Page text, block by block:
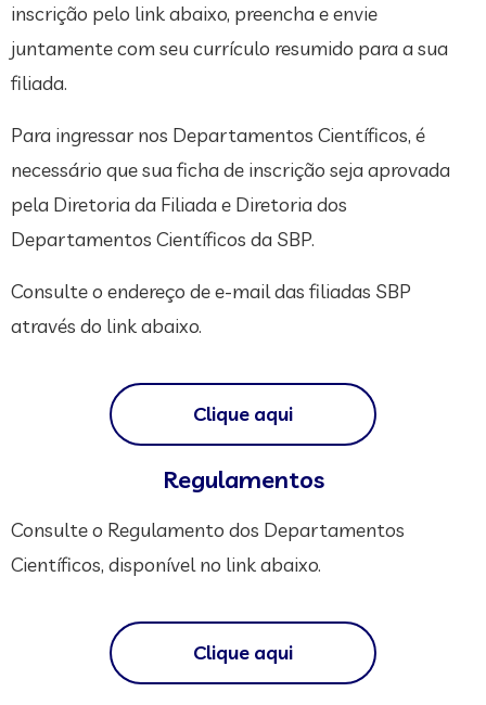
inscrição pelo link abaixo, preencha e envie
juntamente com seu currículo resumido para a sua
filiada.
Para ingressar nos Departamentos Científicos, é
necessário que sua ficha de inscrição seja aprovada
pela Diretoria da Filiada e Diretoria dos
Departamentos Científicos da SBP.
Consulte o endereço de e-mail das filiadas SBP
através do link abaixo.
Clique aqui
Regulamentos
Consulte o Regulamento dos Departamentos
Científicos, disponível no link abaixo.
Clique aqui